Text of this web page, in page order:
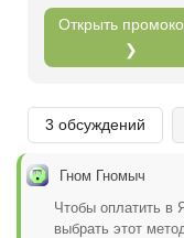
Открыть
❯
3 обсуждений
Гном Гномыч
Чтобы оплатить в
выбрать этот
Проверяй
Открыть полностью
Можешь